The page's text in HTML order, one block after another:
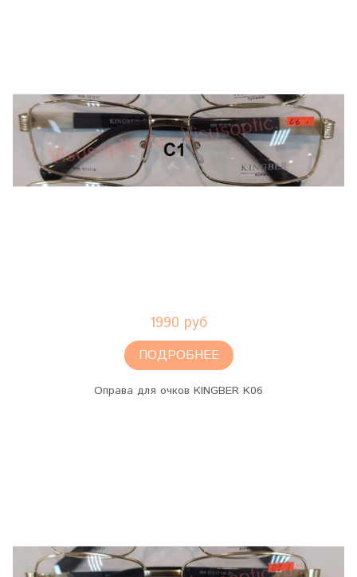
1990 руб
ПОДРОБНЕЕ
Оправа для очков KINGBER K06